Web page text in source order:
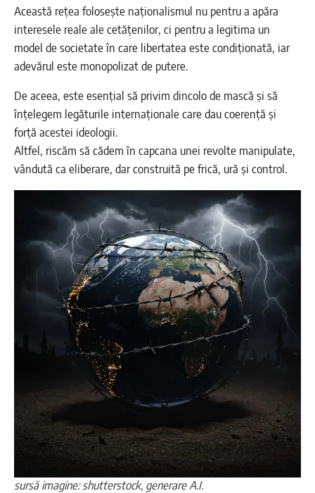
Această rețea folosește naționalismul nu pentru a apăra
interesele reale ale cetățenilor, ci pentru a legitima un
model de societate în care libertatea este condiționată, iar
adevărul este monopolizat de putere.
De aceea, este esențial să privim dincolo de mască și să
înțelegem legăturile internaționale care dau coerență și
forță acestei ideologii.
Altfel, riscăm să cădem în capcana unei revolte manipulate,
vândută ca eliberare, dar construită pe frică, ură și control.
sursă imagine: shutterstock, generare A.I.